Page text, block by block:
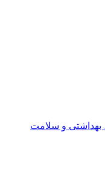
بهداشتی و سلامت